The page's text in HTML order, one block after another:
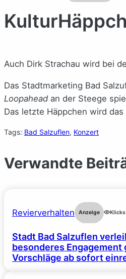
Auch Dirk Strachau wird bei
Das Stadtmarketing Bad
Loopahead an der Steege
Das letzte Häppchen wird das
Tags: Bad Salzuflen, Konzert
Verwandte
Revierverhalten Anzeige
Stadt Bad Salzuflen
besonderes Engagement
Vorschläge ab sofort